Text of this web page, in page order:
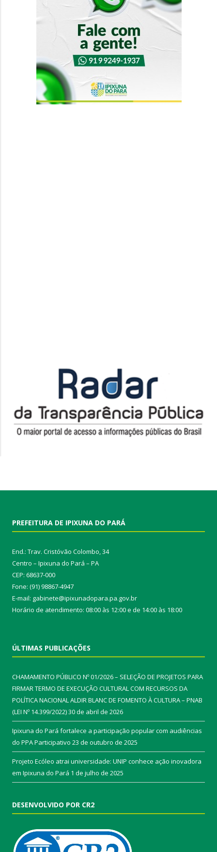
PREFEITURA DE IPIXUNA DO PARÁ
End.: Trav. Cristóvão Colombo, 34
Centro – Ipixuna do Pará – PA
CEP: 68637-000
Fone: (91) 98867-4947
E-mail: gabinete@ipixunadopara.pa.gov.br
Horário de atendimento: 08:00 às 12:00 e de 14:00 às 18:00
ÚLTIMAS PUBLICAÇÕES
CHAMAMENTO PÚBLICO Nº 01/2026 – SELEÇÃO DE PROJETOS PARA
FIRMAR TERMO DE EXECUÇÃO CULTURAL COM RECURSOS DA
POLÍTICA NACIONAL ALDIR BLANC DE FOMENTO À CULTURA – PNAB
(LEI Nº 14.399/2022)30 de abril de 2026
Ipixuna do Pará fortalece a participação popular com audiências
do PPA Participativo 23 de outubro de 2025
Projeto Ecóleo atrai universidade: UNIP conhece ação inovadora
em Ipixuna do Pará 1 de julho de 2025
DESENVOLVIDO POR CR2